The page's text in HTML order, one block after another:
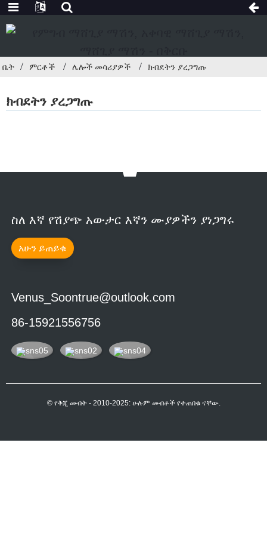
ቤት ምርቶች ሌሎች መሳሪያዎች ክብደትን ያረጋግጡ
ክብደትን ያረጋግጡ
ስለ እኛ የሽያጭ አውታር እኛን ሙያዎችን ያነጋግሩ
አሁን ይጠይቁ
Venus_Soontrue@outlook.com
86-15921556756
© የቅጂ መብት - 2010-2025: ሁሉም መብቶች የተጠበቁ ናቸው.